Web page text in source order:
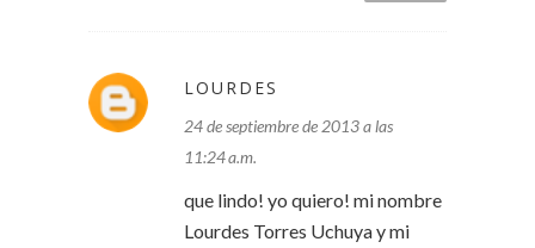
LOURDES
24 de septiembre de 2013 a las
11:24 a.m.
que lindo! yo quiero! mi nombre
Lourdes Torres Uchuya y mi